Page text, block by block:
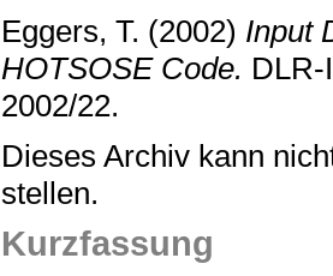
Eggers, T. (2002) Input
HOTSOSE Code. DLR-
2002/22.
Dieses Archiv kann
stellen.
Kurzfassung